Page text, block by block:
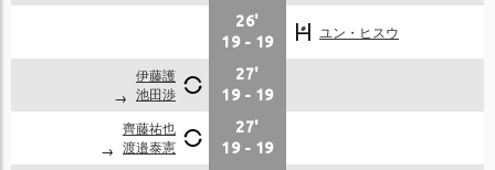
26'
19 - 19
ユン・ヒスウ
伊藤護
池田渉
27'
19 - 19
齊藤祐也
渡邉泰憲
27'
19 - 19